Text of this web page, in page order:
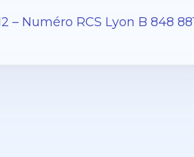
– Numéro RCS Lyon B 848